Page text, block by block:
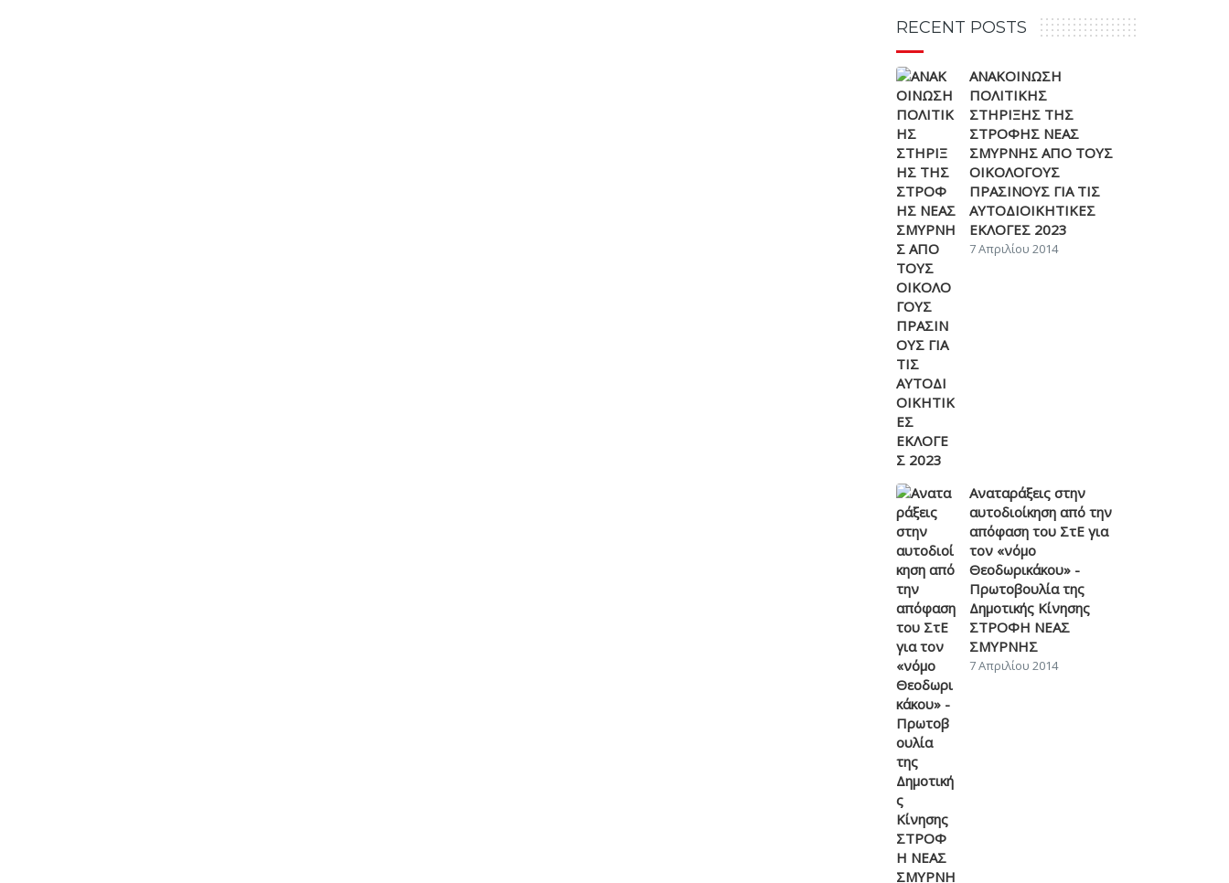
RECENT POSTS
ΑΝΑΚΟΙΝΩΣΗ
ΠΟΛΙΤΙΚΗΣ
ΣΤΗΡΙΞΗΣ ΤΗΣ
ΣΤΡΟΦΗΣ ΝΕΑΣ
ΣΜΥΡΝΗΣ ΑΠΟ ΤΟΥΣ
ΟΙΚΟΛΟΓΟΥΣ
ΠΡΑΣΙΝΟΥΣ ΓΙΑ ΤΙΣ
ΑΥΤΟΔΙΟΙΚΗΤΙΚΕΣ
ΕΚΛΟΓΕΣ 2023
7 Απριλίου 2014
Αναταράξεις στην
αυτοδιοίκηση από την
απόφαση του ΣτΕ για
τον «νόμο
Θεοδωρικάκου» -
Πρωτοβουλία της
Δημοτικής Κίνησης
ΣΤΡΟΦΗ ΝΕΑΣ
ΣΜΥΡΝΗΣ
7 Απριλίου 2014